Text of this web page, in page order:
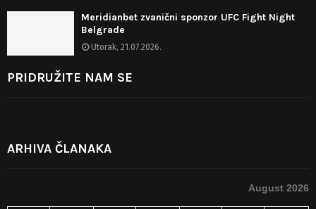
Meridianbet zvanični sponzor UFC Fight Night
Belgrade
Utorak, 21.07.2026.
PRIDRUŽITE NAM SE
ARHIVA ČLANAKA
August 2026